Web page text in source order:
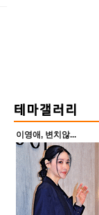
이영애, 변치않...